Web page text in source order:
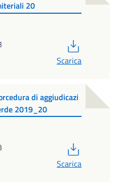
20
Scarica
di aggiudicazi
2019_20
Scarica